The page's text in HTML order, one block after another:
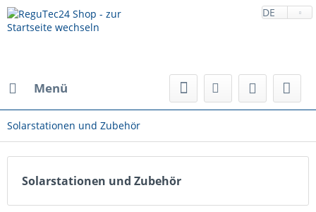
DE
Menü
Solarstationen und Zubehör
Solarstationen und Zubehör